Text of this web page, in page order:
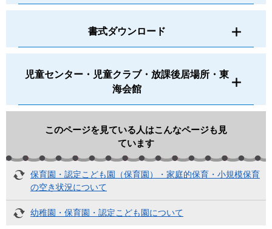
書式ダウンロード
児童センター・児童クラブ・放課後居場所・東
海会館
このページを見ている人はこんなページも見
ています
保育園・認定こども園（保育園）・家庭的保育・小規模保育
の空き状況について
幼稚園・保育園・認定こども園について